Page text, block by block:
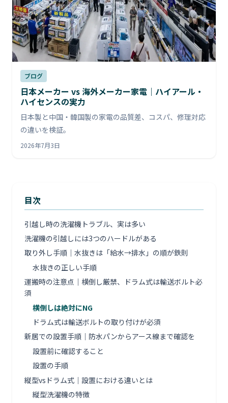
ブログ
日本メーカー vs 海外メーカー家電｜ハイアール・
ハイセンスの実力
日本製と中国・韓国製の家電の品質差、コスパ、修理対応
の違いを検証。
2026年7月3日
目次
引越し時の洗濯機トラブル、実は多い
洗濯機の引越しには3つのハードルがある
取り外し手順｜水抜きは「給水→排水」の順が鉄則
水抜きの正しい手順
運搬時の注意点｜横倒し厳禁、ドラム式は輸送ボルト必
須
横倒しは絶対にNG
ドラム式は輸送ボルトの取り付けが必須
新居での設置手順｜防水パンからアース線まで確認を
設置前に確認すること
設置の手順
縦型vsドラム式｜設置における違いとは
縦型洗濯機の特徴